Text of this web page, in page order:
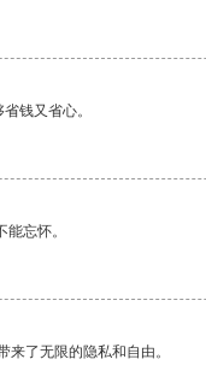
钱又省心。
忘怀。
了无限的隐私和自由。